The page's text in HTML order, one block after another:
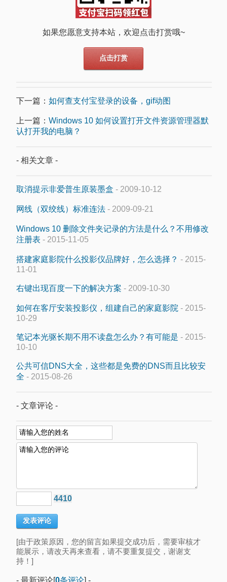
如果您愿意支持本站，欢迎点击打赏哦~
点击打赏
下一篇： 如何查支付宝登录的设备，gif动图
上一篇： Windows 10 如何设置打开文件资源管理器默
认打开我的电脑？
- 相关文章 -
取消提示非爱普生原装墨盒 - 2009-10-12
网线（双绞线）标准连法 - 2009-09-21
Windows 10 删除文件夹记录的方法是什么？不用修改
注册表 - 2015-11-05
搭建家庭影院什么投影仪品牌好，怎么选择？ - 2015-
11-01
右键出现百度一下的解决方案 - 2009-10-30
如何在客厅安装投影仪，组建自己的家庭影院 - 2015-
10-29
笔记本光驱长期不用不读盘怎么办？有可能是 - 2015-
10-10
公共可信DNS大全，这些都是免费的DNS而且比较安
全 - 2015-08-26
- 文章评论 -
4410
[由于政策原因，您的留言如果提交成功后，需要审核才
能展示，请改天再来查看，请不要重复提交，谢谢支
持！]
- 最新评论[0条评论] -